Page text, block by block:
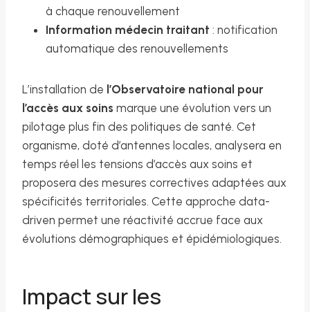
à chaque renouvellement
Information médecin traitant : notification
automatique des renouvellements
L’installation de l’Observatoire national pour
l’accès aux soins marque une évolution vers un
pilotage plus fin des politiques de santé. Cet
organisme, doté d’antennes locales, analysera en
temps réel les tensions d’accès aux soins et
proposera des mesures correctives adaptées aux
spécificités territoriales. Cette approche data-
driven permet une réactivité accrue face aux
évolutions démographiques et épidémiologiques.
Impact sur les